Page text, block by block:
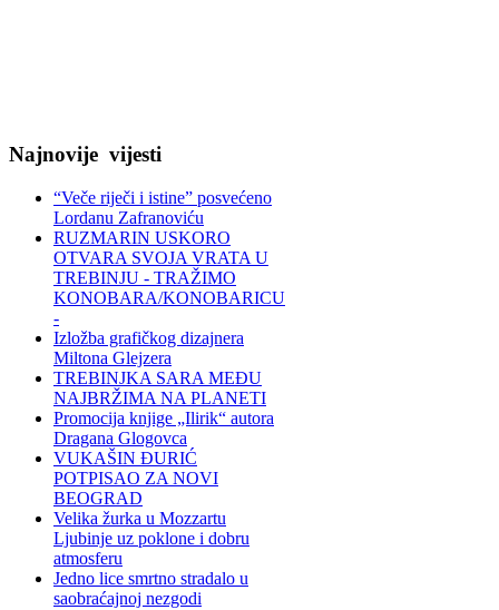
Najnovije vijesti
“Veče riječi i istine” posvećeno
Lordanu Zafranoviću
RUZMARIN USKORO
OTVARA SVOJA VRATA U
TREBINJU - TRAŽIMO
KONOBARA/KONOBARICU
-
Izložba grafičkog dizajnera
Miltona Glejzera
TREBINЈKA SARA MEĐU
NAJBRŽIMA NA PLANETI
Promocija knjige „Ilirik“ autora
Dragana Glogovca
VUKAŠIN ĐURIĆ
POTPISAO ZA NOVI
BEOGRAD
Velika žurka u Mozzartu
Ljubinje uz poklone i dobru
atmosferu
Jedno lice smrtno stradalo u
saobraćajnoj nezgodi